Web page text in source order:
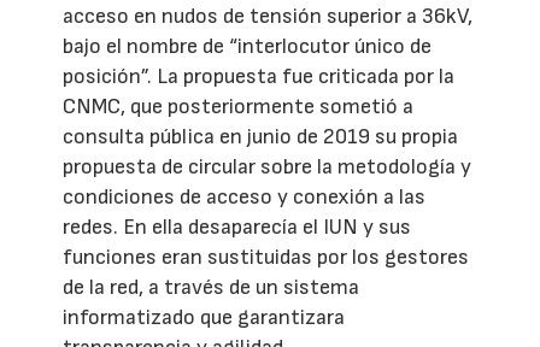
acceso en nudos de tensión superior a 36kV,
bajo el nombre de “interlocutor único de
posición”. La propuesta fue criticada por la
CNMC, que posteriormente sometió a
consulta pública en junio de 2019 su propia
propuesta de circular sobre la metodología y
condiciones de acceso y conexión a las
redes. En ella desaparecía el IUN y sus
funciones eran sustituidas por los gestores
de la red, a través de un sistema
informatizado que garantizara